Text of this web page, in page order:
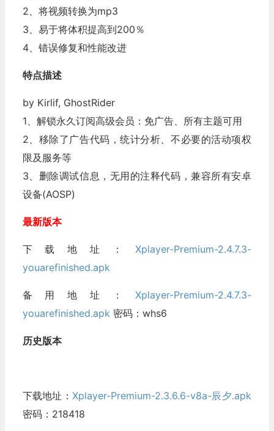
2、将视频转换为mp3
3、易于将体积提高到200％
4、错误修复和性能改进
特点描述
by Kirlif, GhostRider
1、解锁永久订阅高级会员：免广告、所有主题可用
2、移除了广告代码，统计分析、不必要的活动项权
限及服务等
3、删除调试信息，无用的注释代码，兼容所有安卓
设备(AOSP)
最新版本
下载地址： Xplayer-Premium-2.4.7.3-
youarefinished.apk
备用地址： Xplayer-Premium-2.4.7.3-
youarefinished.apk密码：whs6
历史版本
下载地址：Xplayer-Premium-2.3.6.6-v8a-辰夕.apk
密码：218418